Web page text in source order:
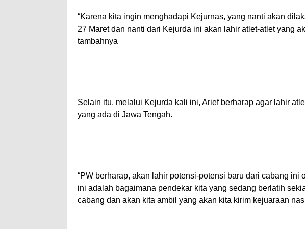
“Karena kita ingin menghadapi Kejurnas, yang nanti akan
27 Maret dan nanti dari Kejurda ini akan lahir atlet-atlet yang
tambahnya
Selain itu, melalui Kejurda kali ini, Arief berharap agar lahir
yang ada di Jawa Tengah.
“PW berharap, akan lahir potensi-potensi baru dari cabang ini
ini adalah bagaimana pendekar kita yang sedang berlatih
cabang dan akan kita ambil yang akan kita kirim kejuaraan